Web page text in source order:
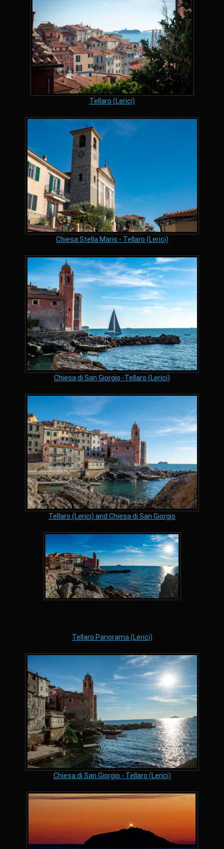
Tellaro (Lerici)
Chiesa Stella Maris - Tellaro (Lerici)
Chiesa di San Giorgio -Tellaro (Lerici)
Tellaro (Lerici) and Chiesa di San Giorgio
Tellaro Panorama (Lerici)
Chiesa di San Giorgio - Tellaro (Lerici)